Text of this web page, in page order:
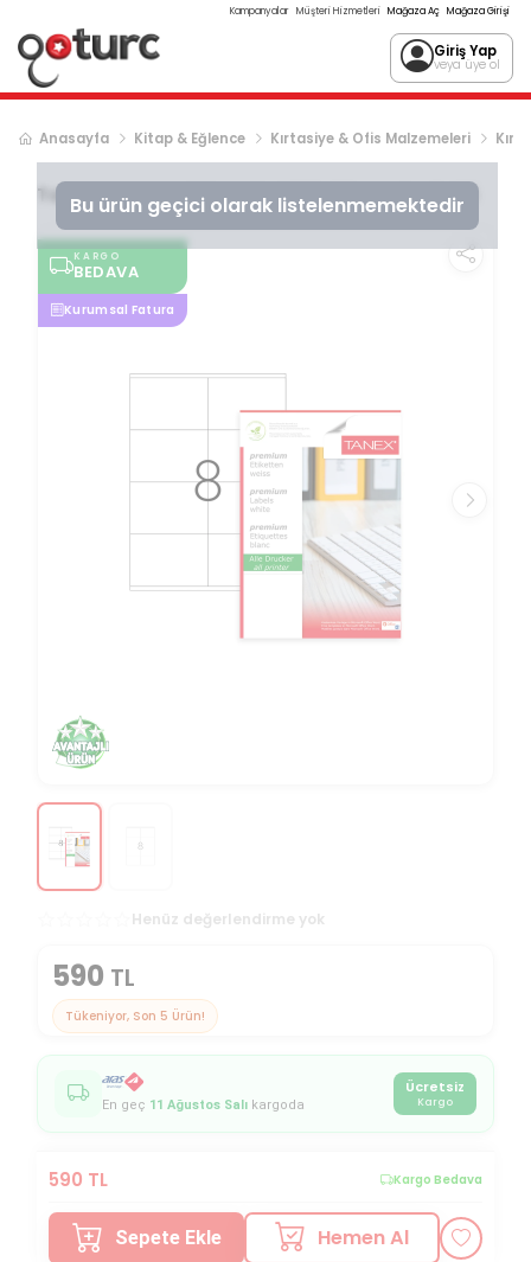
Kampanyalar Müşteri Hizmetleri Mağaza Aç Mağaza Girişi
Giriş Yap
veya üye ol
Anasayfa Kitap & Eğlence Kırtasiye & Ofis Malzemeleri
Bu ürün geçici olarak listelenmemektedir
Tanex A4 Lazer Etiket, ölçü 105×72 Mm Tw 2408
KARGO
BEDAVA
Kurumsal Fatura
Henüz değerlendirme yok
590 TL
Tükeniyor, Son 5 Ürün!
En geç 11 Ağustos Salı kargoda
Ücretsiz
Kargo
590 TL Kargo Bedava
Sepete Ekle Hemen Al